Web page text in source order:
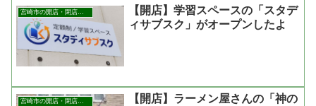
宮崎市の開店・閉店まとめ
【開店】学習スペースの「スタデ
ィサブスク」がオープンしたよ
【開店】ラーメン屋さんの「神の